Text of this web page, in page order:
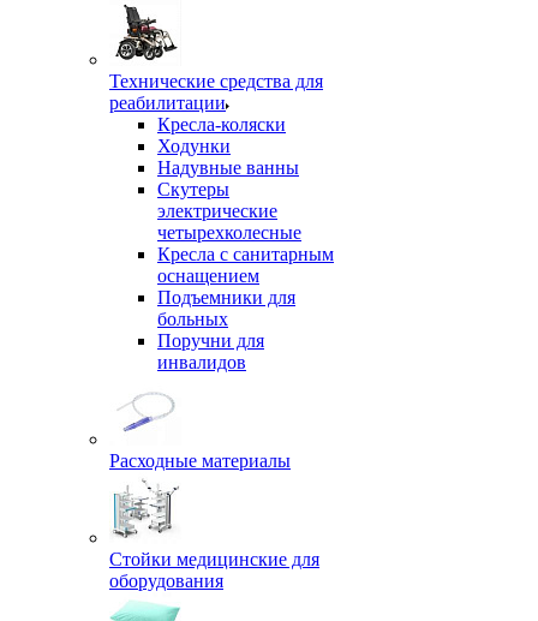
Технические средства для
реабилитации
Кресла-коляски
Ходунки
Надувные ванны
Скутеры
электрические
четырехколесные
Кресла с санитарным
оснащением
Подъемники для
больных
Поручни для
инвалидов
Расходные материалы
Стойки медицинские для
оборудования